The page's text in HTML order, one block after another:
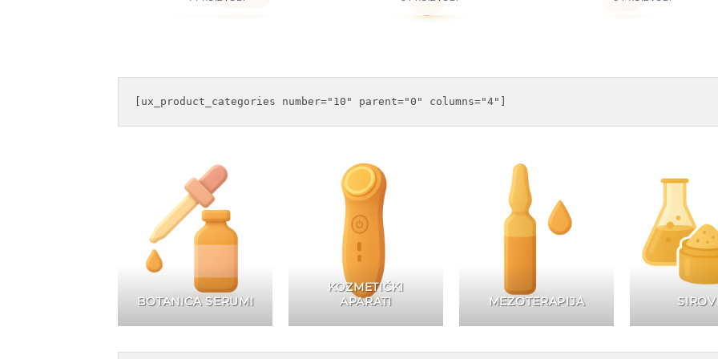
BOTANICA SERUMI
KOZMETIČKI
APARATI
MEZOTERAPIJA